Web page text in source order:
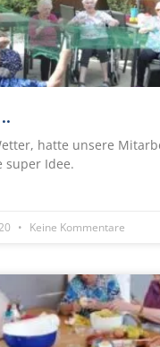
hatte unsere
super Idee.
Keine Kommentare